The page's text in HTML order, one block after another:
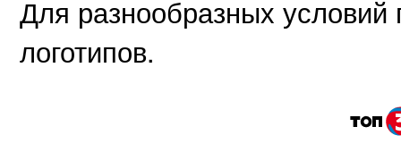
Для разнообразных условий
логотипов.